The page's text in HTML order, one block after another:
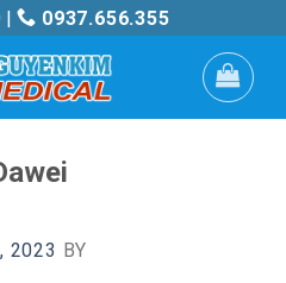
| 0937.656.355
2023 BY